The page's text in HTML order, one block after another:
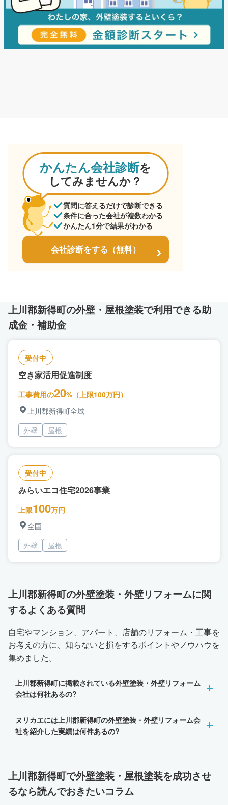
かんたん会社診断を
してみませんか？
質問に答えるだけで診断できる
条件に合った会社が複数わかる
かんたん1分で結果がわかる
会社診断をする（無料）
上川郡新得町の外壁・屋根塗装で利用できる助
成金・補助金
受付中
空き家活用促進制度
工事費用の20%（上限100万円）
上川郡新得町全域
外壁
屋根
受付中
みらいエコ住宅2026事業
上限100万円
全国
外壁
屋根
上川郡新得町の外壁塗装・外壁リフォームに関
するよくある質問
自宅やマンション、アパート、店舗のリフォーム・工事を
お考えの方に、知らないと損をするポイントやノウハウを
集めました。
上川郡新得町に掲載されている外壁塗装・外壁リフォーム
会社は何社あるの?
ヌリカエには上川郡新得町の外壁塗装・外壁リフォーム会
社を紹介した実績は何件あるの?
上川郡新得町で外壁塗装・屋根塗装を成功させ
るなら読んでおきたいコラム